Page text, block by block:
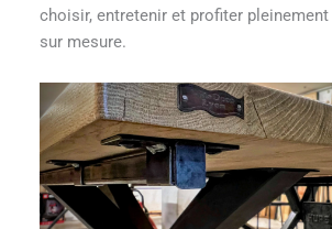
choisir, entretenir et profiter
sur mesure.